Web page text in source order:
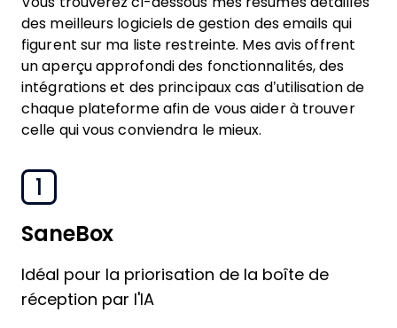
des meilleurs logiciels de gestion des emails qui
figurent sur ma liste restreinte. Mes avis offrent
un aperçu approfondi des fonctionnalités, des
intégrations et des principaux cas d’utilisation de
chaque plateforme afin de vous aider à trouver
celle qui vous conviendra le mieux.
1
SaneBox
Idéal pour la priorisation de la boîte de
réception par l'IA